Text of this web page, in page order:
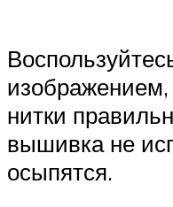
нитки
вышивка не
осыпятся.